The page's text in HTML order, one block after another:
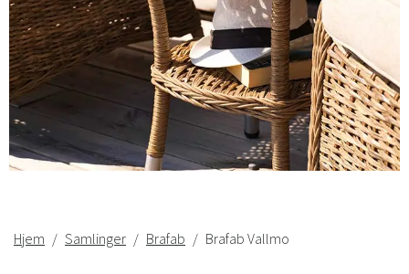
Hjem Samlinger Brafab Brafab Vallmo